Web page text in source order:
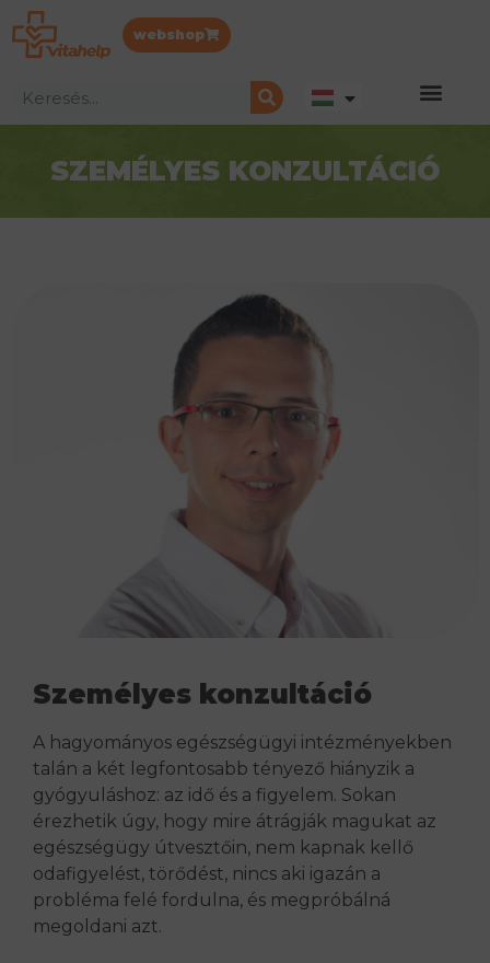
webshop
SZEMÉLYES KONZULTÁCIÓ
Személyes konzultáció
A hagyományos egészségügyi intézményekben
talán a két legfontosabb tényező hiányzik a
gyógyuláshoz: az idő és a figyelem. Sokan
érezhetik úgy, hogy mire átrágják magukat az
egészségügy útvesztőin, nem kapnak kellő
odafigyelést, törődést, nincs aki igazán a
probléma felé fordulna, és megpróbálná
megoldani azt.